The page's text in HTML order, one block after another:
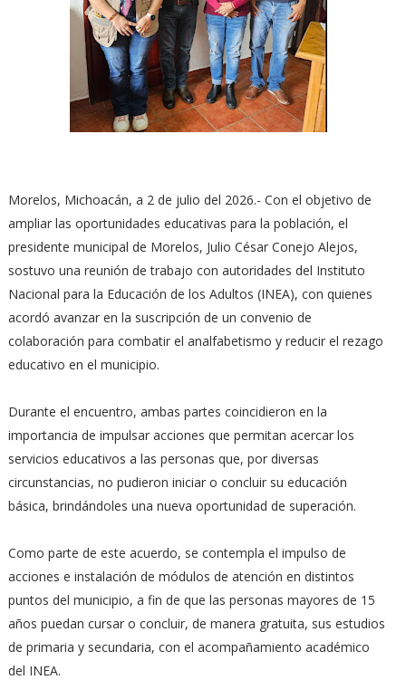
Morelos, Michoacán, a 2 de julio del 2026.- Con el objetivo de
ampliar las oportunidades educativas para la población, el
presidente municipal de Morelos, Julio César Conejo Alejos,
sostuvo una reunión de trabajo con autoridades del Instituto
Nacional para la Educación de los Adultos (INEA), con quienes
acordó avanzar en la suscripción de un convenio de
colaboración para combatir el analfabetismo y reducir el rezago
educativo en el municipio.
Durante el encuentro, ambas partes coincidieron en la
importancia de impulsar acciones que permitan acercar los
servicios educativos a las personas que, por diversas
circunstancias, no pudieron iniciar o concluir su educación
básica, brindándoles una nueva oportunidad de superación.
Como parte de este acuerdo, se contempla el impulso de
acciones e instalación de módulos de atención en distintos
puntos del municipio, a fin de que las personas mayores de 15
años puedan cursar o concluir, de manera gratuita, sus estudios
de primaria y secundaria, con el acompañamiento académico
del INEA.